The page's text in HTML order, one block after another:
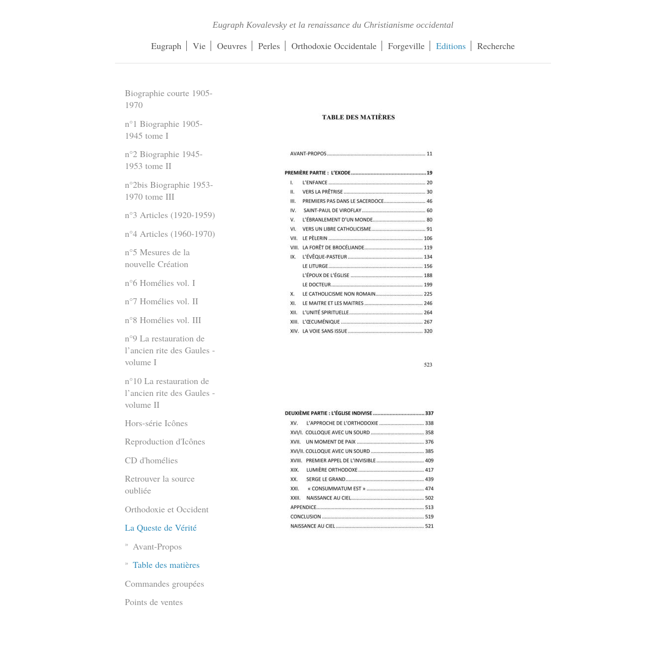
Eugraph Kovalevsky et la renaissance du Christianisme occidental
Eugraph Vie Oeuvres Perles Orthodoxie Occidentale Forgeville Editions Recherche
Biographie courte 1905-
1970
n°1 Biographie 1905-
1945 tome I
n°2 Biographie 1945-
1953 tome II
n°2bis Biographie 1953-
1970 tome III
n°3 Articles (1920-1959)
n°4 Articles (1960-1970)
n°5 Mesures de la
nouvelle Création
n°6 Homélies vol. I
n°7 Homélies vol. II
n°8 Homélies vol. III
n°9 La restauration de
l’ancien rite des Gaules -
volume I
n°10 La restauration de
l’ancien rite des Gaules -
volume II
Hors-série Icônes
Reproduction d'Icônes
CD d'homélies
Retrouver la source
oubliée
Orthodoxie et Occident
La Queste de Vérité
Avant-Propos
Table des matières
Commandes groupées
Points de ventes